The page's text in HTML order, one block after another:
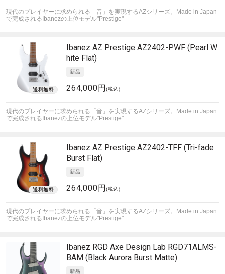
現代のプレイヤーに求められる「音」を実現するAZシリーズ。Made in Japan
で完成されるIbanezの上位モデル"Prestige"
Ibanez AZ Prestige AZ2402-PWF (Pearl W
hite Flat)
264,000円(税込)
現代のプレイヤーに求められる「音」を実現するAZシリーズ。Made in Japan
で完成されるIbanezの上位モデル"Prestige"
Ibanez AZ Prestige AZ2402-TFF (Tri-fade
Burst Flat)
264,000円(税込)
現代のプレイヤーに求められる「音」を実現するAZシリーズ。Made in Japan
で完成されるIbanezの上位モデル"Prestige"
Ibanez RGD Axe Design Lab RGD71ALMS-
BAM (Black Aurora Burst Matte)